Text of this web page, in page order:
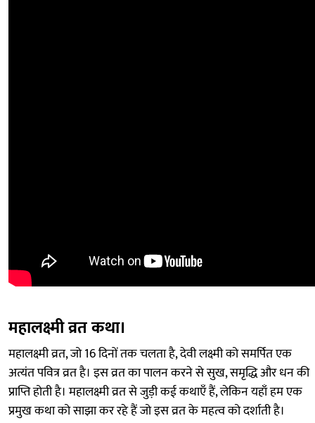
महालक्ष्मी व्रत कथा।
महालक्ष्मी व्रत, जो 16 दिनों तक चलता है, देवी लक्ष्मी को समर्पित एक
अत्यंत पवित्र व्रत है। इस व्रत का पालन करने से सुख, समृद्धि और धन की
प्राप्ति होती है। महालक्ष्मी व्रत से जुड़ी कई कथाएँ हैं, लेकिन यहाँ हम एक
प्रमुख कथा को साझा कर रहे हैं जो इस व्रत के महत्व को दर्शाती है।